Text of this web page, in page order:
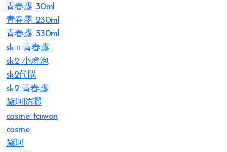
青春露 30ml
青春露 230ml
青春露 330ml
sk-ii 青春露
sk2 小燈泡
sk2代購
sk2 青春露
黛珂防曬
cosme taiwan
cosme
黛珂